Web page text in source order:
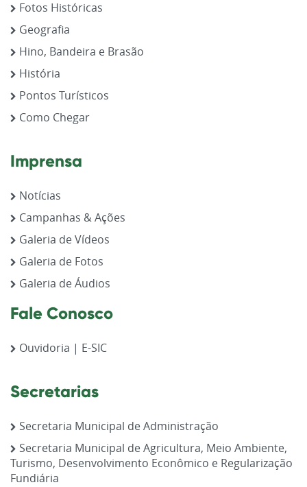
Fotos Históricas
Geografia
Hino, Bandeira e Brasão
História
Pontos Turísticos
Como Chegar
Imprensa
Notícias
Campanhas & Ações
Galeria de Vídeos
Galeria de Fotos
Galeria de Áudios
Fale Conosco
Ouvidoria | E-SIC
Secretarias
Secretaria Municipal de Administração
Secretaria Municipal de Agricultura, Meio Ambiente,
Turismo, Desenvolvimento Econômico e Regularização
Fundiária